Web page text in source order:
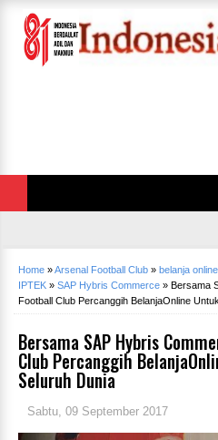
Home »Arsenal Football Club » belanja online
IPTEK » SAP Hybris Commerce » Bersama
Football Club Percanggih BelanjaOnline
Bersama SAP Hybris
Club Percanggih
Seluruh Dunia
Sabtu, 09 September 2017